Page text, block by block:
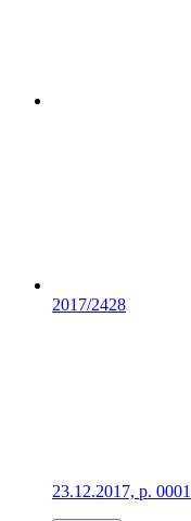
2017/2428
23.12.2017, p. 0001